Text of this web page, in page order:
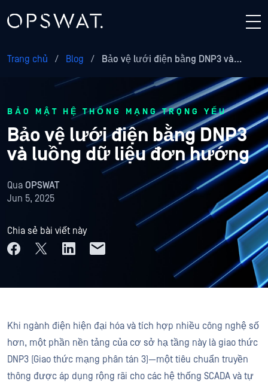
Trang chủ / Blog / Bảo vệ lưới điện bằng DNP3 và…
BẢO MẬT HỆ THỐNG MẠNG TRỌNG YẾU
Bảo vệ lưới điện bằng DNP3
và luồng dữ liệu đơn hướng
Qua OPSWAT
Jun 5, 2025
Chia sẻ bài viết này
Khi ngành điện hiện đại hóa và tích hợp nhiều công nghệ số
hơn, một phần nền tảng của cơ sở hạ tầng này là giao thức
DNP3 (Giao thức mạng phân tán 3)—một tiêu chuẩn truyền
thông được áp dụng rộng rãi cho các hệ thống SCADA và tự